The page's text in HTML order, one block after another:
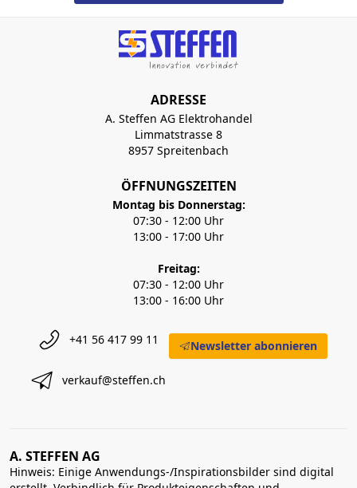
ADRESSE
A. Steffen AG Elektrohandel
Limmatstrasse 8
8957 Spreitenbach
ÖFFNUNGSZEITEN
Montag bis Donnerstag:
07:30 - 12:00 Uhr
13:00 - 17:00 Uhr
Freitag:
07:30 - 12:00 Uhr
13:00 - 16:00 Uhr
+41 56 417 99 11
verkauf@steffen.ch
Newsletter abonnieren
A. STEFFEN AG
Hinweis: Einige Anwendungs-/Inspirationsbilder sind digital